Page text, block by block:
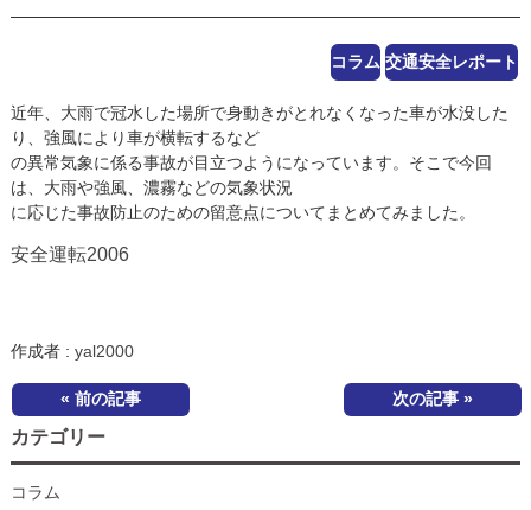
コラム 交通安全レポート
近年、大雨で冠水した場所で身動きがとれなくなった車が水没した
り、強風により車が横転するなど
の異常気象に係る事故が目立つようになっています。そこで今回
は、大雨や強風、濃霧などの気象状況
に応じた事故防止のための留意点についてまとめてみました。
安全運転2006
作成者 : yal2000
« 前の記事 次の記事 »
カテゴリー
コラム